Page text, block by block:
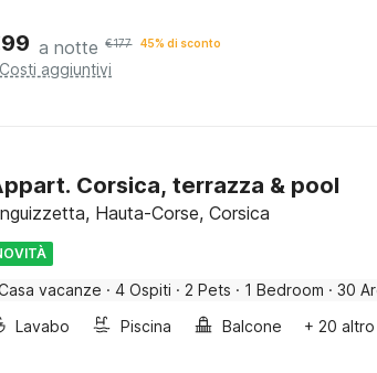
99 a notte €177 45% di sconto
Costi aggiuntivi
Corsica, terrazza & pool
Hauta-Corse, Corsica
vacanze · 4 Ospiti · 2 Pets · 1 Bedroom · 30
Lavabo
Piscina Balcone + 20 altro